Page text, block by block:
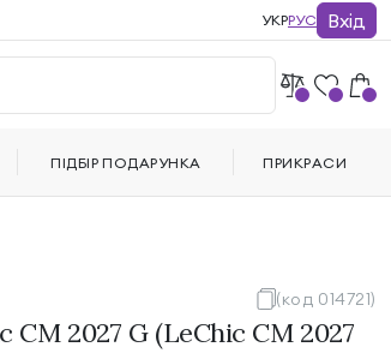
(код 014721)
2027 G (LeChic CM 2027
УКРРУС Вхід
ПІДБІР ПОДАРУНКА ПРИКРАСИ